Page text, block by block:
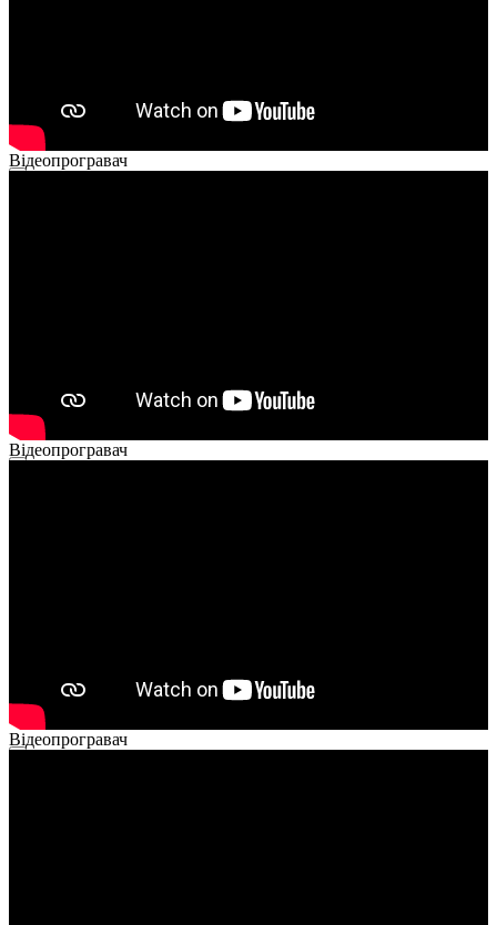
Відеопрогравач
Відеопрогравач
Відеопрогравач